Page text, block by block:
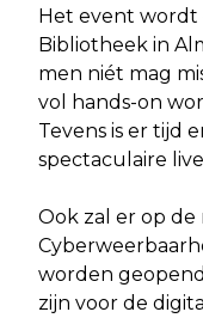
Het event wordt
Bibliotheek in
men niét mag
vol hands-on
Tevens is er tijd
spectaculaire
Ook zal er op
worden
zijn voor de